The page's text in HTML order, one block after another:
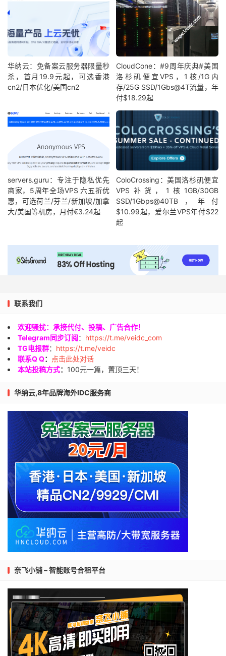
华纳云：免备案云服务器限量秒
杀，首月19.9元起，可选香港
cn2/日本优化/美国cn2
CloudCone：#9周年庆典#美国
洛杉矶便宜VPS，1核/1G内
存/25G SSD/1Gbs@4T流量，年
付$18.29起
servers.guru：专注于隐私优先
商家，5周年全场VPS 六五折优
惠，可选荷兰/芬兰/新加坡/加拿
大/美国等机房，月付€3.24起
ColoCrossing：美国洛杉矶便宜
VPS补货，1核1GB/30GB
SSD/1Gbps@40TB，年付
$10.99起，爱尔兰VPS年付$22
起
联系我们
欢迎骚扰：承接代付、投稿、广告合作！
Telegram同步订阅： https://t.me/veidc_com
TG电报群： https://t.me/veidc
联系Q Q：
点击此处对话
本站投稿方式： 100元一篇，置顶三天！
华纳云,8年品牌海外IDC服务商
奈飞小铺 – 智能账号合租平台